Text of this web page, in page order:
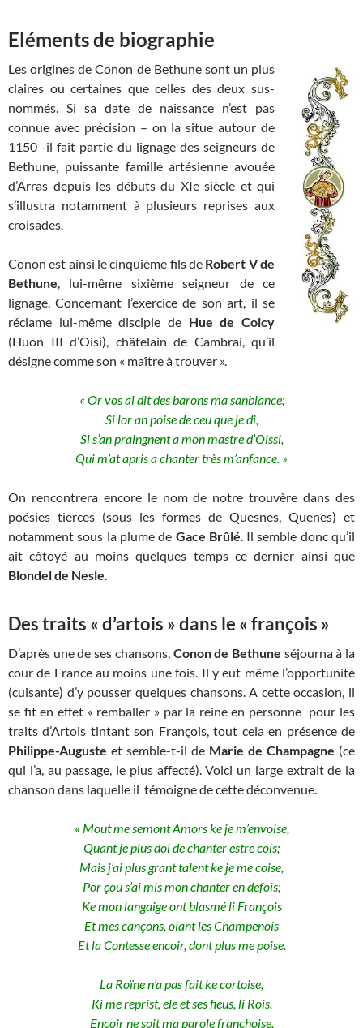
Eléments de biographie
Les origines de Conon de Bethune sont un plus
claires ou certaines que celles des deux sus-
nommés. Si sa date de naissance n’est pas
connue avec précision – on la situe autour de
1150 -il fait partie du lignage des seigneurs de
Bethune, puissante famille artésienne avouée
d’Arras depuis les débuts du XIe siècle et qui
s’illustra notamment à plusieurs reprises aux
croisades.
Conon est ainsi le cinquième fils de Robert V de
Bethune, lui-même sixième seigneur de ce
lignage. Concernant l’exercice de son art, il se
réclame lui-même disciple de Hue de Coicy
(Huon III d’Oisi), châtelain de Cambrai, qu’il
désigne comme son « maître à trouver ».
« Or vos ai dit des barons ma sanblance;
Si lor an poise de ceu que je di,
Si s’an praingnent a mon mastre d’Oissi,
Qui m’at apris a chanter très m’anfance. »
On rencontrera encore le nom de notre trouvère dans des
poésies tierces (sous les formes de Quesnes, Quenes) et
notamment sous la plume de Gace Brûlé. Il semble donc qu’il
ait côtoyé au moins quelques temps ce dernier ainsi que
Blondel de Nesle.
Des traits « d’artois » dans le « françois »
D’après une de ses chansons, Conon de Bethune séjourna à la
cour de France au moins une fois. Il y eut même l’opportunité
(cuisante) d’y pousser quelques chansons. A cette occasion, il
se fit en effet « remballer » par la reine en personne pour les
traits d’Artois tintant son François, tout cela en présence de
Philippe-Auguste et semble-t-il de Marie de Champagne (ce
qui l’a, au passage, le plus affecté). Voici un large extrait de la
chanson dans laquelle il témoigne de cette déconvenue.
« Mout me semont Amors ke je m’envoise,
Quant je plus doi de chanter estre cois;
Mais j’ai plus grant talent ke je me coise,
Por çou s’ai mis mon chanter en defois;
Ke mon langaige ont blasmé li François
Et mes cançons, oiant les Champenois
Et la Contesse encoir, dont plus me poise.
La Roïne n’a pas fait ke cortoise,
Ki me reprist, ele et ses fieus, li Rois.
Encoir ne soit ma parole franchoise,